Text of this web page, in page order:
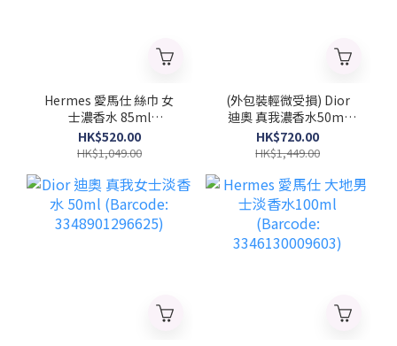
Hermes 愛馬仕 絲巾 女
士濃香水 85ml
(Barcode:
3346130010364)
HK$520.00
HK$1,049.00
(外包裝輕微受損) Dior
迪奧 真我濃香水50ml
(Barcode:
3348901738217-P)
HK$720.00
HK$1,449.00